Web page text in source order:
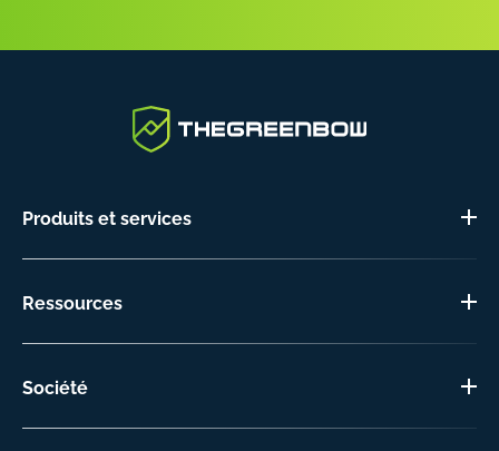
Produits et services
Ressources
Société